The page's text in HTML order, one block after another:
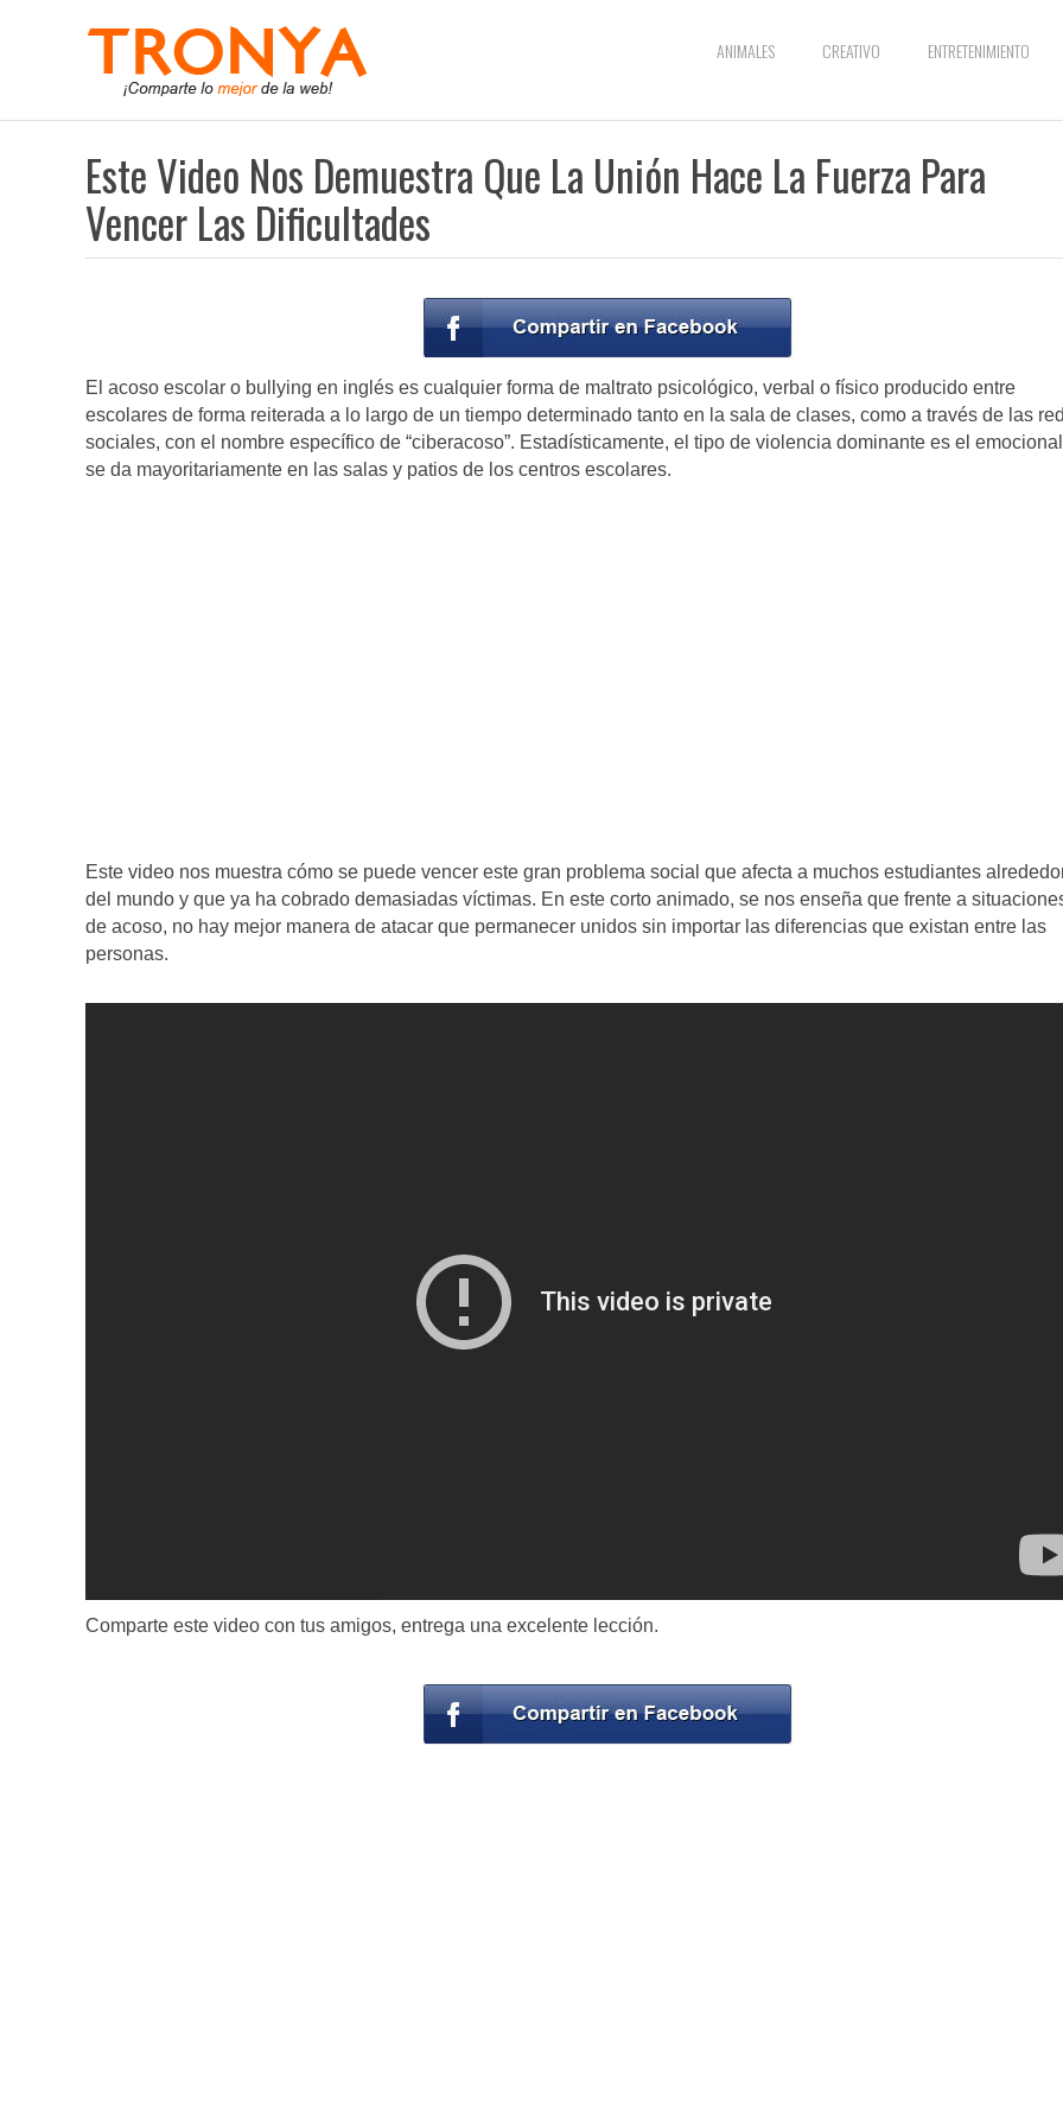
ANIMALES CREATIVO ENTRETENIMIENTO
Este Video Nos Demuestra Que La Unión Hace La Fuerza Para
Vencer Las Dificultades
El acoso escolar o bullying en inglés es cualquier forma de maltrato psicológico, verbal o físico producido entre
escolares de forma reiterada a lo largo de un tiempo determinado tanto en la sala de clases, como a través de las
sociales, con el nombre específico de “ciberacoso”. Estadísticamente, el tipo de violencia dominante es el
se da mayoritariamente en las salas y patios de los centros escolares.
Este video nos muestra cómo se puede vencer este gran problema social que afecta a muchos estudiantes
del mundo y que ya ha cobrado demasiadas víctimas. En este corto animado, se nos enseña que frente a
de acoso, no hay mejor manera de atacar que permanecer unidos sin importar las diferencias que existan entre las
personas.
Comparte este video con tus amigos, entrega una excelente lección.